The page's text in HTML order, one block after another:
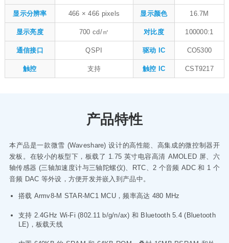
显示分辨率 466 × 466 pixels 显示颜色 16.7M
显示亮度 700 cd/㎡ 对比度 100000:1
通信接口 QSPI 驱动 IC CO5300
触控 支持 触控 IC CST9217
产品特性
本产品是一款微雪 (Waveshare) 设计的高性能、高集成的微控制器开
发板。在较小的板型下，板载了 1.75 英寸电容高清 AMOLED 屏、六
轴传感器 (三轴加速度计与三轴陀螺仪)、RTC、2 个音频 ADC 和 1 个
音频 DAC 等外设，方便开发并嵌入到产品中。
搭载 Armv8-M STAR-MC1 MCU，频率高达 480 MHz
支持 2.4GHz Wi-Fi (802.11 b/g/n/ax) 和 Bluetooth 5.4 (Bluetooth
LE)，板载天线